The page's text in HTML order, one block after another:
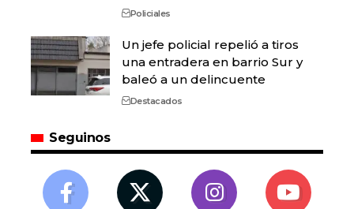
Policiales
Un jefe policial repelió a tiros
una entradera en barrio Sur y
baleó a un delincuente
Destacados
Seguinos